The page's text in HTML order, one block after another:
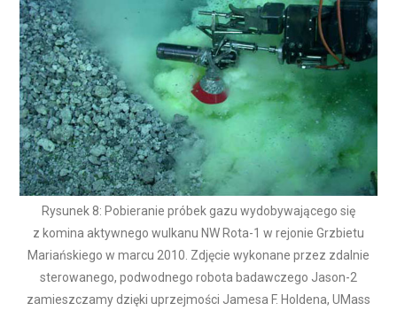
Rysunek 8: Pobieranie próbek gazu wydobywającego się
z komina aktywnego wulkanu NW Rota-1 w rejonie Grzbietu
Mariańskiego w marcu 2010. Zdjęcie wykonane przez zdalnie
sterowanego, podwodnego robota badawczego Jason-2
zamieszczamy dzięki uprzejmości Jamesa F. Holdena, UMass